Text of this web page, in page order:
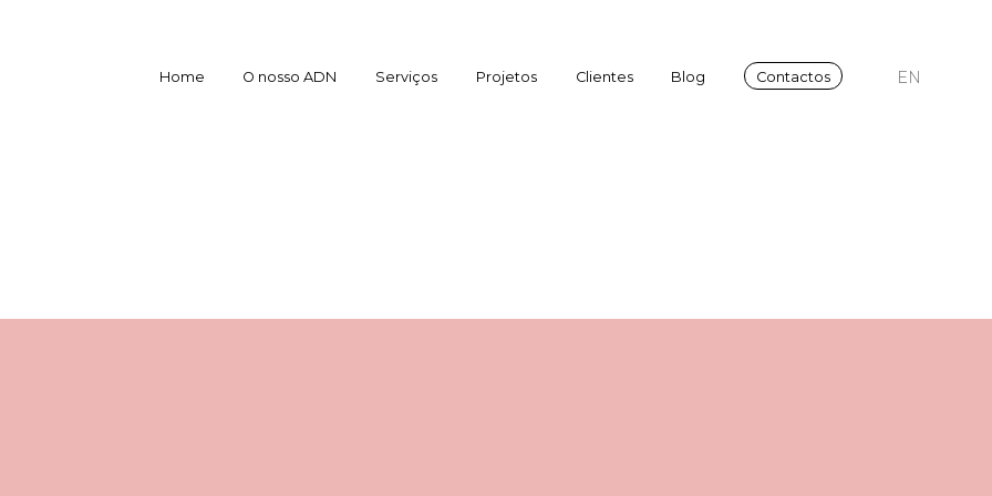
Home O nosso ADN Serviços Projetos Clientes Blog Contactos EN